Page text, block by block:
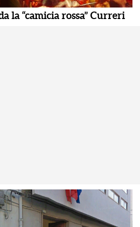
la “camicia rossa” Curreri